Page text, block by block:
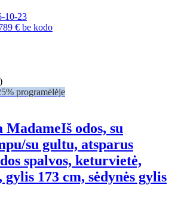
€ be kodo
programėlėje
MadameIš odos, su
su gultu, atsparus
spalvos, keturvietė,
173 cm, sėdynės gylis